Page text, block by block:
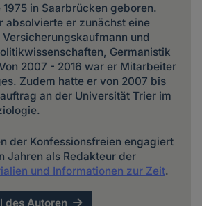
in Saarbrücken geboren.
absolvierte er zunächst eine
und
Germanistik
2007 - 2016 war er Mitarbeiter
Zudem hatte er von 2007 bis
an der Universität Trier im
der Konfessionsfreien engagiert
Jahren als Redakteur der
und Informationen zur Zeit.
des Autoren